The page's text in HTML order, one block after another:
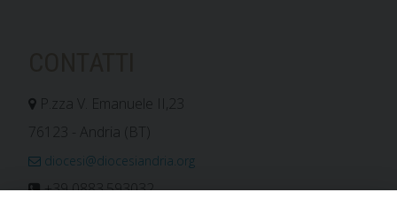
P.zza V. Emanuele II,23
76123 - Andria (BT)
diocesi@diocesiandria.org
+39 0883.593032